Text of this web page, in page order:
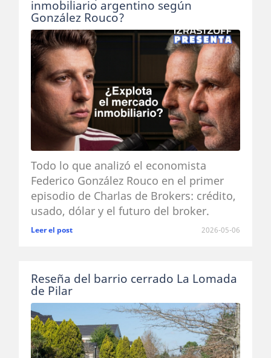
inmobiliario argentino según
González Rouco?
Todo lo que analizó el economista
Federico González Rouco en el primer
episodio de Charlas de Brokers: crédito,
usado, dólar y el futuro del broker.
Leer el post 2026-05-06
Reseña del barrio cerrado La Lomada
de Pilar